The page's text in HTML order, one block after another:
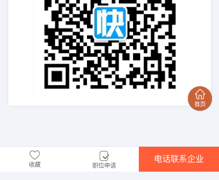
收藏 职位申请
电话联系企业